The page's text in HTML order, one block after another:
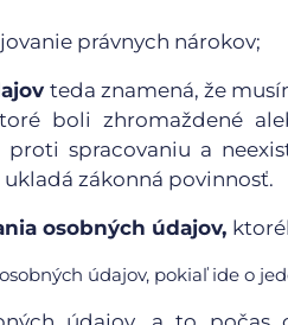
právnych nárokov;
teda znamená, že
boli zhromaždené
spracovaniu a
zákonná povinnosť.
osobných údajov,
údajov, pokiaľ ide o